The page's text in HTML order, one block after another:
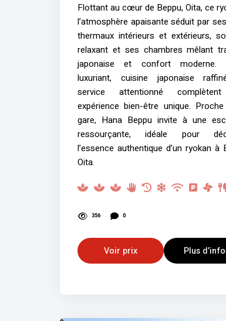
Flottant au cœur de Beppu, Oita, ce
l’atmosphère apaisante séduit par
thermaux intérieurs et extérieurs,
relaxant et ses chambres mêlant
japonaise et confort moderne.
luxuriant, cuisine japonaise
service attentionné
expérience bien-être unique.
gare, Hana Beppu invite à une
ressourçante, idéale pour
l’essence authentique d’un ryokan à
Oita.
356 0
Voir prix Plus